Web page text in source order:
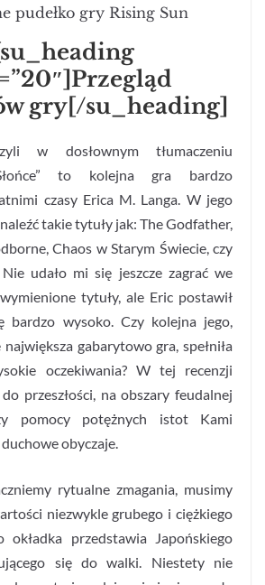
pudełko gry Rising Sun
gry[/su_heading]
w dosłownym tłumaczeniu
Słońce” to kolejna gra bardzo
czasy Erica M. Langa. W jego
takie tytuły jak: The Godfather,
Chaos w Starym Świecie, czy
udało mi się jeszcze zagrać we
tytuły, ale Eric postawił
bardzo wysoko. Czy kolejna jego,
gabarytowo gra, spełniła
oczekiwania? W tej recenzji
przeszłości, na obszary feudalnej
pomocy potężnych istot Kami
obyczaje.
rytualne zmagania, musimy
niezwykle grubego i ciężkiego
okładka przedstawia Japońskiego
się do walki. Niestety nie